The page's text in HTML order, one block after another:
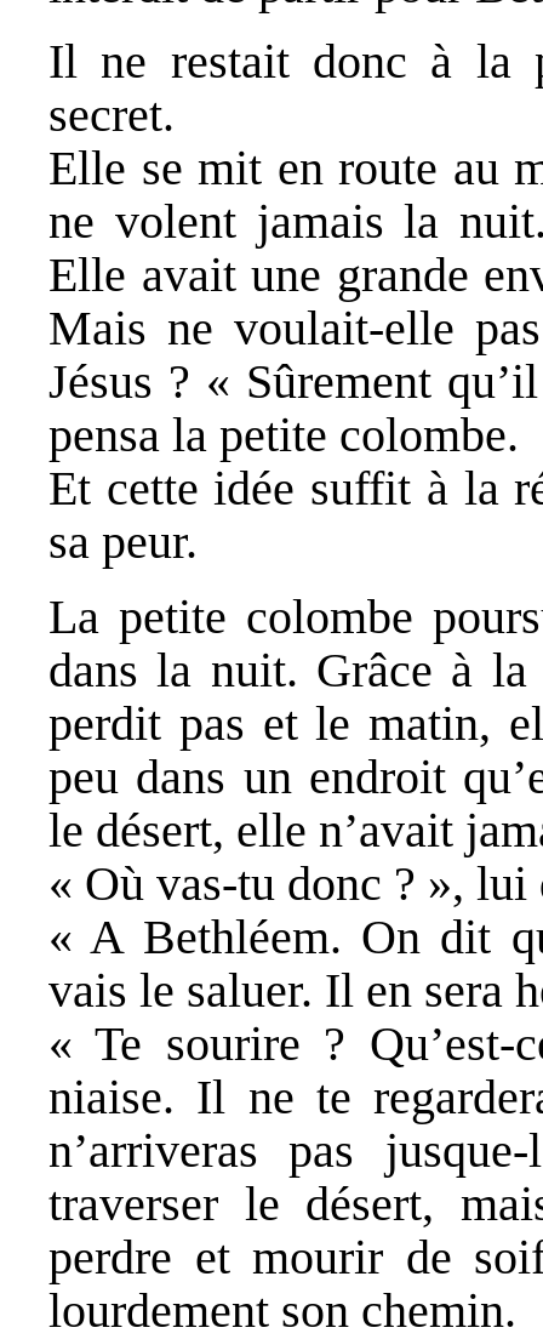
Il ne restait donc à la
secret.
Elle se mit en route au
ne volent jamais la
Elle avait une grande
Mais ne voulait-elle
Jésus ? « Sûrement
pensa la petite colombe.
Et cette idée suffit à la
sa peur.
La petite colombe
dans la nuit. Grâce à
perdit pas et le matin,
peu dans un endroit
le désert, elle n’avait
« Où vas-tu donc ? », lui
« A Bethléem. On dit
vais le saluer. Il en sera
« Te sourire ? Qu’est-
niaise. Il ne te
n’arriveras pas
traverser le désert,
perdre et mourir de
lourdement son chemin.